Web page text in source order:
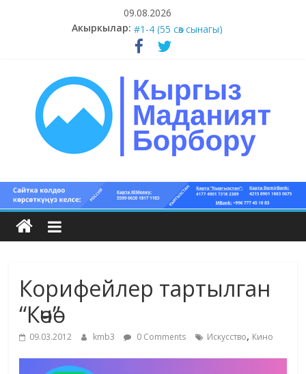
09.08.2026
Акыркылар: #5-8 (55 сөз сынагы)
#1-4 (55 сөз сынагы)
#13-14 (55 сөз сынагы)
#9-10 (55 сөз сынагы)
Кыргыз
маданият
Кыргыз
маданияты
жана
адабияты
Корифейлер тартылган
“Көчө”
09.03.2012 kmb3 0 Comments Искусство, Кино